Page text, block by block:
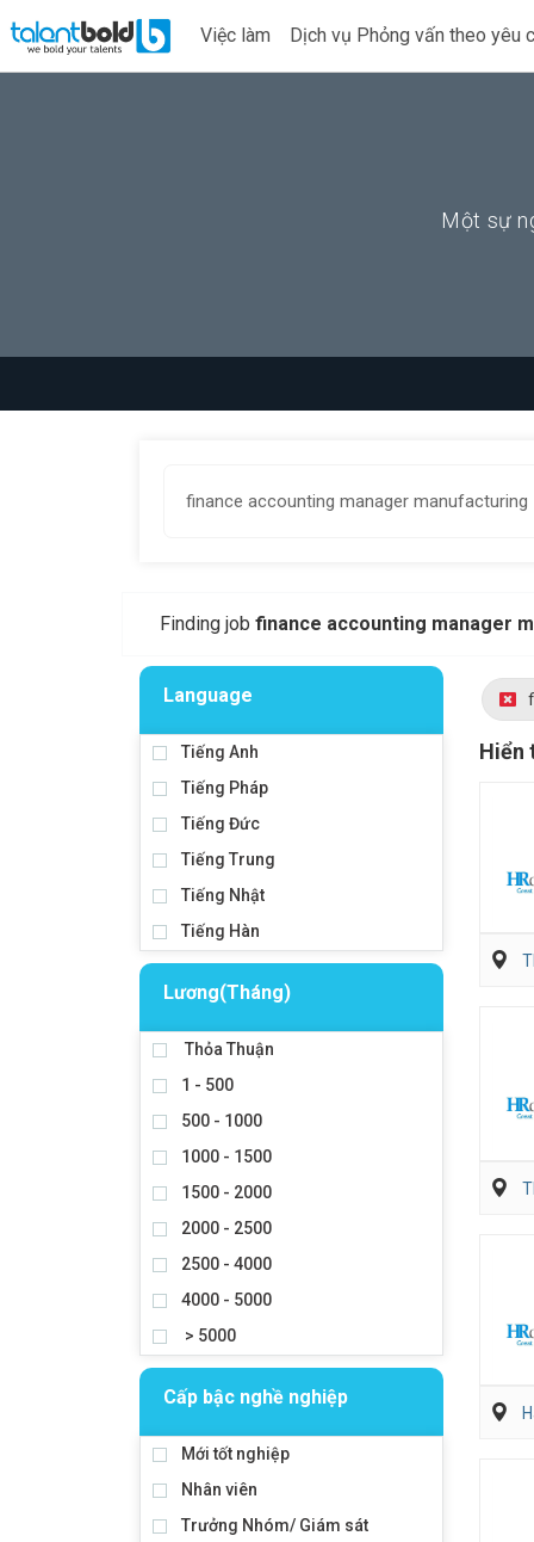
Việc làm Dịch vụ Phỏng vấn theo yêu
Một sự
Finding job finance accounting manager
Language
Tiếng Anh
Tiếng Pháp
Tiếng Đức
Tiếng Trung
Tiếng Nhật
Tiếng Hàn
Lương(Tháng)
Thỏa Thuận
1 - 500
500 - 1000
1000 - 1500
1500 - 2000
2000 - 2500
2500 - 4000
4000 - 5000
> 5000
Cấp bậc nghề nghiệp
Mới tốt nghiệp
Nhân viên
Trưởng Nhóm/ Giám sát
Hiển